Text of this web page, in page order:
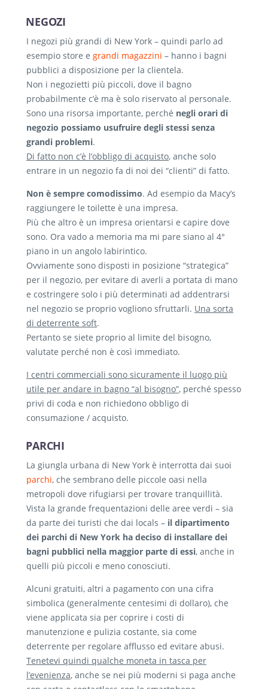
NEGOZI
I negozi più grandi di New York – quindi parlo ad
esempio store e grandi magazzini – hanno i bagni
pubblici a disposizione per la clientela.
Non i negozietti più piccoli, dove il bagno
probabilmente c’è ma è solo riservato al personale.
Sono una risorsa importante, perché negli orari di
negozio possiamo usufruire degli stessi senza
grandi problemi.
Di fatto non c’è l’obbligo di acquisto, anche solo
entrare in un negozio fa di noi dei “clienti” di fatto.
Non è sempre comodissimo. Ad esempio da Macy’s
raggiungere le toilette è una impresa.
Più che altro è un impresa orientarsi e capire dove
sono. Ora vado a memoria ma mi pare siano al 4°
piano in un angolo labirintico.
Ovviamente sono disposti in posizione “strategica”
per il negozio, per evitare di averli a portata di mano
e costringere solo i più determinati ad addentrarsi
nel negozio se proprio vogliono sfruttarli. Una sorta
di deterrente soft.
Pertanto se siete proprio al limite del bisogno,
valutate perché non è così immediato.
I centri commerciali sono sicuramente il luogo più
utile per andare in bagno “al bisogno”, perché spesso
privi di coda e non richiedono obbligo di
consumazione / acquisto.
PARCHI
La giungla urbana di New York è interrotta dai suoi
parchi, che sembrano delle piccole oasi nella
metropoli dove rifugiarsi per trovare tranquillità.
Vista la grande frequentazioni delle aree verdi – sia
da parte dei turisti che dai locals – il dipartimento
dei parchi di New York ha deciso di installare dei
bagni pubblici nella maggior parte di essi, anche in
quelli più piccoli e meno conosciuti.
Alcuni gratuiti, altri a pagamento con una cifra
simbolica (generalmente centesimi di dollaro), che
viene applicata sia per coprire i costi di
manutenzione e pulizia costante, sia come
deterrente per regolare afflusso ed evitare abusi.
Tenetevi quindi qualche moneta in tasca per
l’evenienza, anche se nei più moderni si paga anche